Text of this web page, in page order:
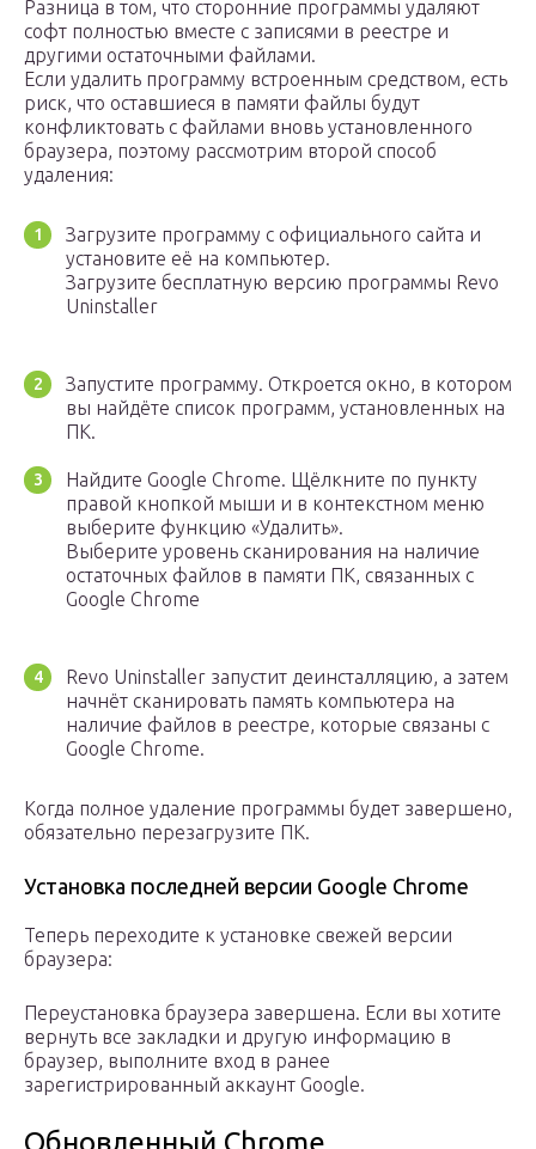
Разница в том, что сторонние программы удаляют
софт полностью вместе с записями в реестре и
другими остаточными файлами.
Если удалить программу встроенным средством, есть
риск, что оставшиеся в памяти файлы будут
конфликтовать с файлами вновь установленного
браузера, поэтому рассмотрим второй способ
удаления:
Загрузите программу с официального сайта и
установите её на компьютер.
Загрузите бесплатную версию программы Revo
Uninstaller
Запустите программу. Откроется окно, в котором
вы найдёте список программ, установленных на
ПК.
Найдите Google Chrome. Щёлкните по пункту
правой кнопкой мыши и в контекстном меню
выберите функцию «Удалить».
Выберите уровень сканирования на наличие
остаточных файлов в памяти ПК, связанных с
Google Chrome
Revo Uninstaller запустит деинсталляцию, а затем
начнёт сканировать память компьютера на
наличие файлов в реестре, которые связаны с
Google Chrome.
Когда полное удаление программы будет завершено,
обязательно перезагрузите ПК.
Установка последней версии Google Chrome
Теперь переходите к установке свежей версии
браузера:
Переустановка браузера завершена. Если вы хотите
вернуть все закладки и другую информацию в
браузер, выполните вход в ранее
зарегистрированный аккаунт Google.